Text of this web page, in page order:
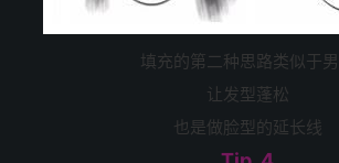
填充的第二种思路类似于
让发型蓬松
也是做脸型的延长线